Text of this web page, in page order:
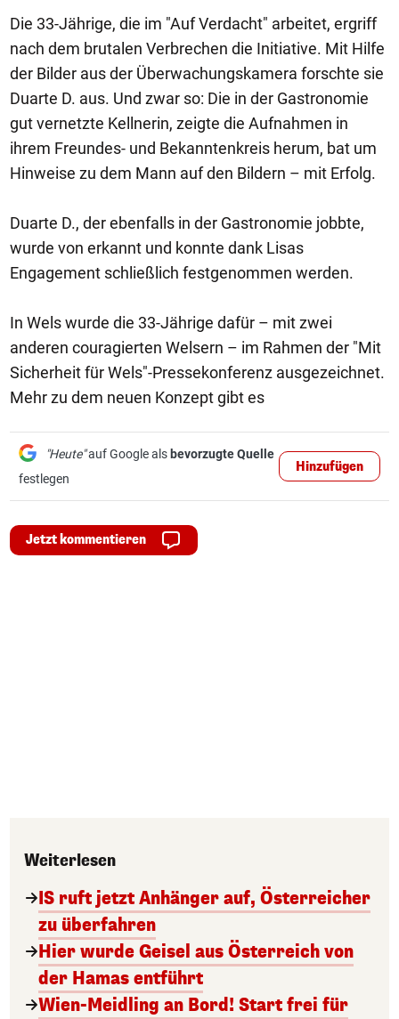
Die 33-Jährige, die im "Auf Verdacht" arbeitet, ergriff
nach dem brutalen Verbrechen die Initiative. Mit Hilfe
der Bilder aus der Überwachungskamera forschte sie
Duarte D. aus. Und zwar so: Die in der Gastronomie
gut vernetzte Kellnerin, zeigte die Aufnahmen in
ihrem Freundes- und Bekanntenkreis herum, bat um
Hinweise zu dem Mann auf den Bildern – mit Erfolg.
Duarte D., der ebenfalls in der Gastronomie jobbte,
wurde von erkannt und konnte dank Lisas
Engagement schließlich festgenommen werden.
In Wels wurde die 33-Jährige dafür – mit zwei
anderen couragierten Welsern – im Rahmen der "Mit
Sicherheit für Wels"-Pressekonferenz ausgezeichnet.
Mehr zu dem neuen Konzept gibt es
"Heute"auf Google als bevorzugte Quelle
festlegen
Hinzufügen
Jetzt kommentieren
Weiterlesen
IS ruft jetzt Anhänger auf, Österreicher
zu überfahren
Hier wurde Geisel aus Österreich von
der Hamas entführt
Wien-Meidling an Bord! Start frei für